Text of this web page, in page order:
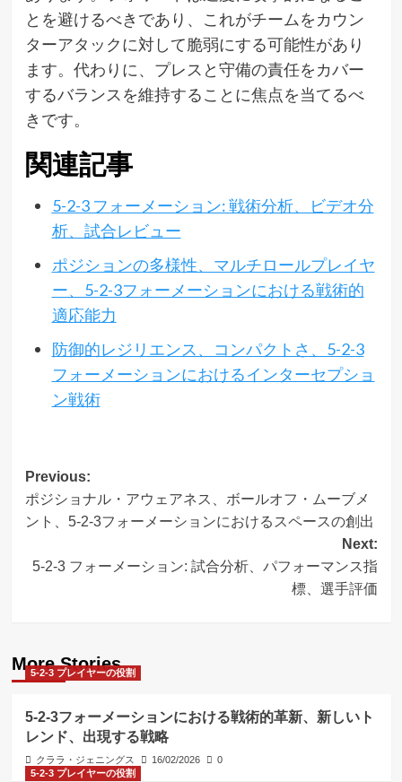
とを避けるべきであり、これがチームをカウン
ターアタックに対して脆弱にする可能性があり
ます。代わりに、プレスと守備の責任をカバー
するバランスを維持することに焦点を当てるべ
きです。
関連記事
5-2-3 フォーメーション: 戦術分析、ビデオ分
析、試合レビュー
ポジションの多様性、マルチロールプレイヤ
ー、5-2-3フォーメーションにおける戦術的
適応能力
防御的レジリエンス、コンパクトさ、5-2-3
フォーメーションにおけるインターセプショ
ン戦術
Post
navigation
Previous:
ポジショナル・アウェアネス、ボールオフ・ムーブメ
ント、5-2-3フォーメーションにおけるスペースの創出
Next:
5-2-3 フォーメーション: 試合分析、パフォーマンス指
標、選手評価
More Stories
5-2-3 プレイヤーの役割
5-2-3フォーメーションにおける戦術的革新、新しいト
レンド、出現する戦略
クララ・ジェニングス 16/02/2026
0
5-2-3 プレイヤーの役割